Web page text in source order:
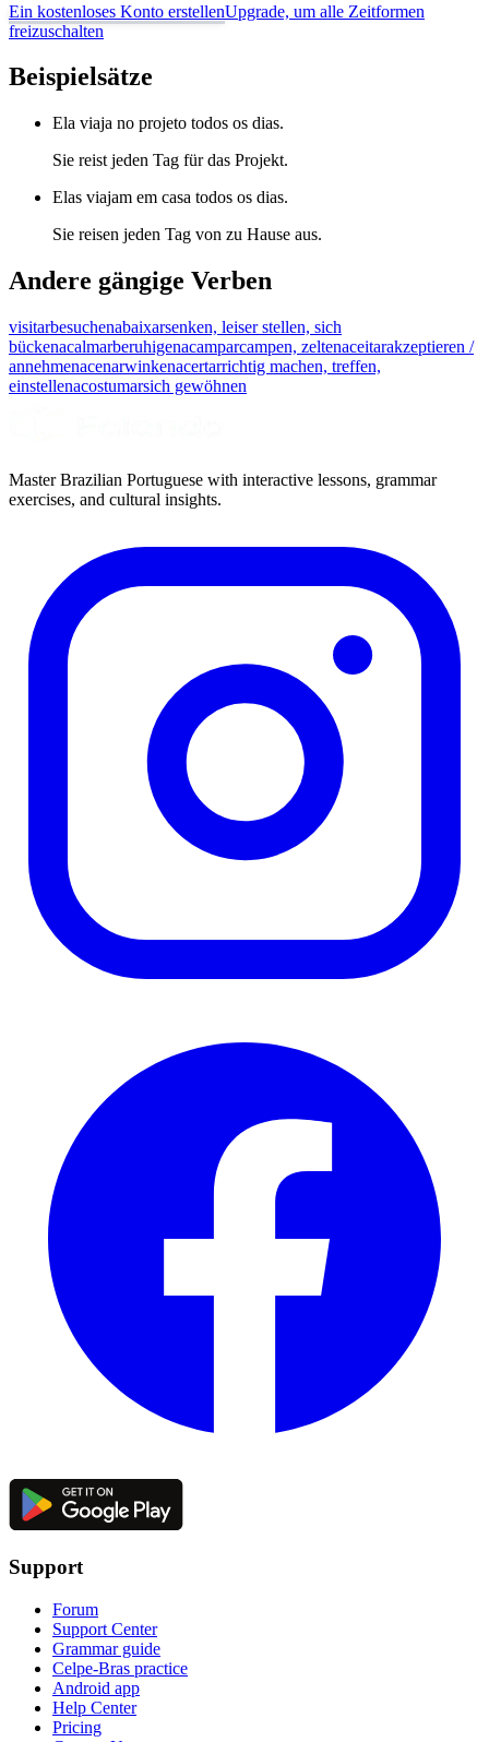
Ein kostenloses Konto erstellenUpgrade, um alle Zeitformen
freizuschalten
Beispielsätze
Ela viaja no projeto todos os dias.
Sie reist jeden Tag für das Projekt.
Elas viajam em casa todos os dias.
Sie reisen jeden Tag von zu Hause aus.
Andere gängige Verben
visitarbesuchenabaixarsenken, leiser stellen, sich
bückenacalmarberuhigenacamparcampen, zeltenaceitarakzeptieren /
annehmenacenarwinkenacertarrichtig machen, treffen,
einstellenacostumarsich gewöhnen
Master Brazilian Portuguese with interactive lessons, grammar
exercises, and cultural insights.
Support
Forum
Support Center
Grammar guide
Celpe-Bras practice
Android app
Help Center
Pricing